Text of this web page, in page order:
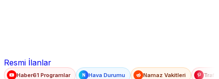
Resmi İlanlar
Haber61 Programlar N Hava Durumu Namaz Vakitleri